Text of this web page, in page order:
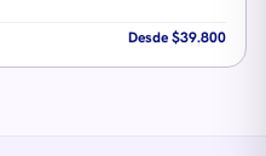
Desde $39.800